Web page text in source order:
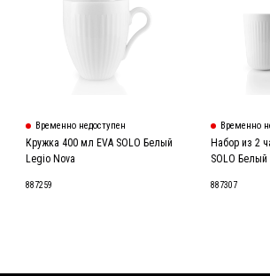
Временно недоступен
Кружка 400 мл EVA SOLO Белый
Legio Nova
887259
Временно
Набор из 2
SOLO
887307